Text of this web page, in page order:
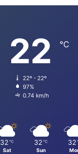
22 ℃
22º - 22º
97%
0.74 km/h
32 ℃
Sat
32 ℃
Sun
32